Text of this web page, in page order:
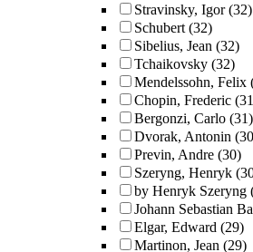
Stravinsky, Igor (32)
Schubert (32)
Sibelius, Jean (32)
Tchaikovsky (32)
Mendelssohn, Felix
Chopin, Frederic
Bergonzi, Carlo (31)
Dvorak, Antonin
Previn, Andre (30)
Szeryng, Henryk
by Henryk Szeryng
Johann Sebastian
Elgar, Edward (29)
Martinon, Jean (29)